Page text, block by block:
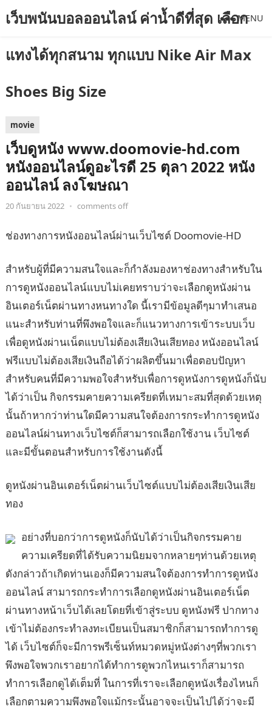
เว็บพนันบอลออนไลน์ ค่าน้ำดีที่สุด เลือก
แทงได้ทุกสนาม ทุกแบบ Nike Air Max
Shoes Big Size
MENU
movie
เว็บดูหนัง www.doomovie-hd.com
หนังออนไลน์ดูอะไรดี 25 ตุลา 2022 หนัง
ออนไลน์ ลงโฆษณา
20 กันยายน 2022 • comments off
ช่องทางการหนังออนไลน์ผ่านเว็บไซต์ Doomovie-HD
สำหรับผู้ที่มีความสนใจและก็กำลังมองหาช่องทางสำหรับใน
การดูหนังออนไลน์แบบไม่เคยทราบว่าจะเลือกดูหนังผ่าน
อินเตอร์เน็ตผ่านทางหนทางใด นี้เรามีข้อมูลดีๆมาทำเสนอ
แนะสำหรับท่านที่พึงพอใจและก็แนวทางการเข้าระบบเว็บ
เพื่อดูหนังผ่านเน็ตแบบไม่ต้องเสียเงินเสียทอง หนังออนไลน์
ฟรีแบบไม่ต้องเสียเงินถือได้ว่าผลิตขึ้นมาเพื่อตอบปัญหา
สำหรับคนที่มีความพอใจสำหรับเพื่อการดูหนังการดูหนังก็นับ
ได้ว่าเป็น กิจกรรมคายความเครียดที่เหมาะสมที่สุดด้วยเหตุ
นั้นถ้าหากว่าท่านใดมีความสนใจต้องการกระทำการดูหนัง
ออนไลน์ผ่านทางเว็บไซต์ก็สามารถเลือกใช้งาน เว็บไซต์
และมีขั้นตอนสำหรับการใช้งานดังนี้
ดูหนังผ่านอินเตอร์เน็ตผ่านเว็บไซต์แบบไม่ต้องเสียเงินเสีย
ทอง
อย่างที่บอกว่าการดูหนังก็นับได้ว่าเป็นกิจกรรมคาย
ความเครียดที่ได้รับความนิยมจากหลายๆท่านด้วยเหตุ
ดังกล่าวถ้าเกิดท่านเองก็มีความสนใจต้องการทำการดูหนัง
ออนไลน์ สามารถกระทำการเลือกดูหนังผ่านอินเตอร์เน็ต
ผ่านทางหน้าเว็บได้เลยโดยที่เข้าสู่ระบบ ดูหนังฟรี ปากทาง
เข้าไม่ต้องกระทำลงทะเบียนเป็นสมาชิกก็สามารถทำการดู
ได้ เว็บไซต์ก็จะมีการพรีเซ็นท์หมวดหมู่หนังต่างๆที่พวกเรา
พึงพอใจพวกเราอยากได้ทำการดูพวกไหนเราก็สามารถ
ทำการเลือกดูได้เต็มที่ ในการที่เราจะเลือกดูหนังเรื่องไหนก็
เลือกตามความพึงพอใจแม้กระนั้นอาจจะเป็นไปได้ว่าจะมี